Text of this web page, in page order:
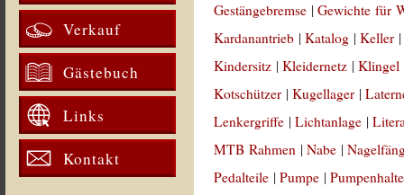
Verkauf
Gästebuch
Links
Kontakt
Gestängebremse |Gewichte für
Kardanantrieb |Katalog |Keller
Kindersitz |Kleidernetz |Klingel
Kotschützer |Kugellager |
Lenkergriffe |Lichtanlage |
MTB Rahmen |Nabe |
Pedalteile |Pumpe |